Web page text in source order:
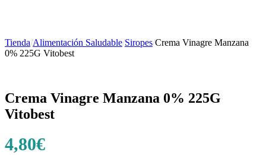
Tienda/Alimentación Saludable/Siropes/Crema Vinagre Manzana
0% 225G Vitobest
Crema Vinagre Manzana 0% 225G
Vitobest
4,80€